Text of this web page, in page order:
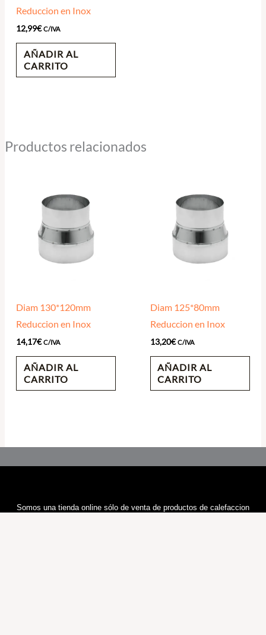
Reduccion en Inox
12,99€ C/IVA
AÑADIR AL
CARRITO
Productos relacionados
Diam 130*120mm
Reduccion en Inox
14,17€ C/IVA
AÑADIR AL
CARRITO
Diam 125*80mm
Reduccion en Inox
13,20€ C/IVA
AÑADIR AL
CARRITO
Somos una tienda online sólo de venta de productos de calefaccion